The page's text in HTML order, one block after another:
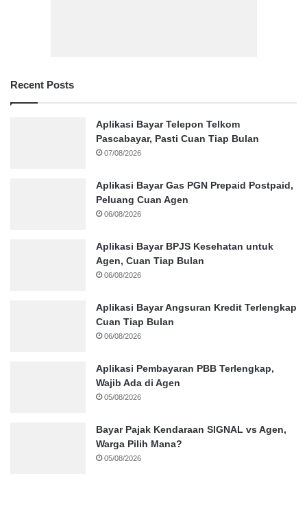
Recent Posts
Aplikasi Bayar Telepon Telkom
Pascabayar, Pasti Cuan Tiap Bulan
07/08/2026
Aplikasi Bayar Gas PGN Prepaid Postpaid,
Peluang Cuan Agen
06/08/2026
Aplikasi Bayar BPJS Kesehatan untuk
Agen, Cuan Tiap Bulan
06/08/2026
Aplikasi Bayar Angsuran Kredit Terlengkap
Cuan Tiap Bulan
06/08/2026
Aplikasi Pembayaran PBB Terlengkap,
Wajib Ada di Agen
05/08/2026
Bayar Pajak Kendaraan SIGNAL vs Agen,
Warga Pilih Mana?
05/08/2026